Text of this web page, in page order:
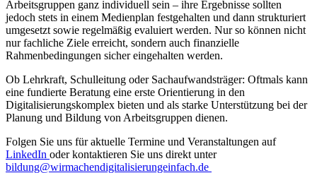
Arbeitsgruppen ganz individuell sein – ihre Ergebnisse sollten
jedoch stets in einem Medienplan festgehalten und dann strukturiert
umgesetzt sowie regelmäßig evaluiert werden. Nur so können nicht
nur fachliche Ziele erreicht, sondern auch finanzielle
Rahmenbedingungen sicher eingehalten werden.
Ob Lehrkraft, Schulleitung oder Sachaufwandsträger: Oftmals kann
eine fundierte Beratung eine erste Orientierung in den
Digitalisierungskomplex bieten und als starke Unterstützung bei der
Planung und Bildung von Arbeitsgruppen dienen.
Folgen Sie uns für aktuelle Termine und Veranstaltungen auf
LinkedIn oder kontaktieren Sie uns direkt unter
bildung@wirmachendigitalisierungeinfach.de